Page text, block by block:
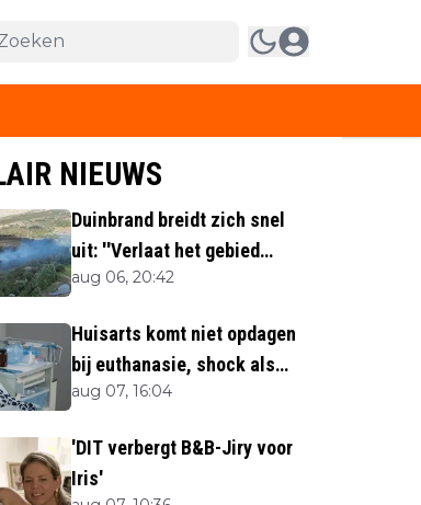
NIEUWS
Duinbrand breidt zich snel
uit: ''Verlaat het gebied
direct''
aug 06, 20:42
Huisarts komt niet opdagen
bij euthanasie, shock als
blijkt waar ze is
aug 07, 16:04
'DIT verbergt B&B-Jiry voor
Iris'